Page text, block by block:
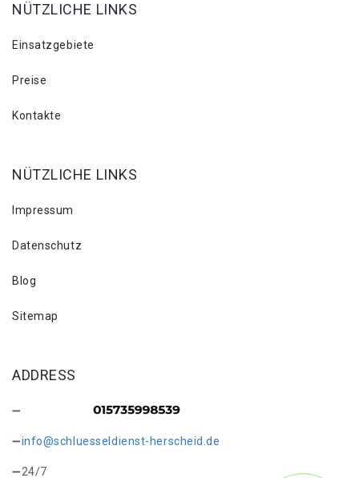
NÜTZLICHE LINKS
Einsatzgebiete
Preise
Kontakte
NÜTZLICHE LINKS
Impressum
Datenschutz
Blog
Sitemap
ADDRESS
info@schluesseldienst-herscheid.de
24/7